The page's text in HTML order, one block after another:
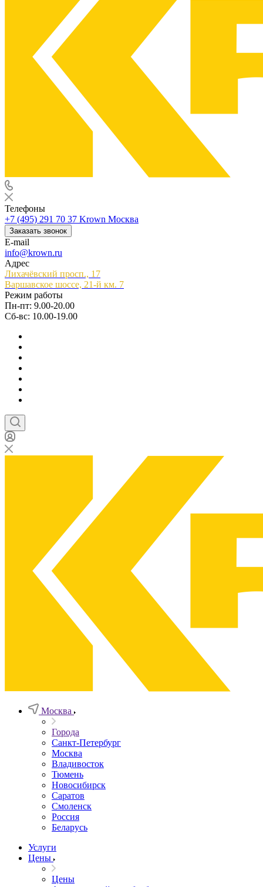
Телефоны
+7 (495) 291 70 37 Krown Москва
Заказать звонок
E-mail
info@krown.ru
Адрес
Лихачёвский просп., 17
Варшавское шоссе, 21-й км. 7
Режим работы
Пн-пт: 9.00-20.00
Сб-вс: 10.00-19.00
Москва
Города
Санкт-Петербург
Москва
Владивосток
Тюмень
Новосибирск
Саратов
Смоленск
Россия
Беларусь
Услуги
Цены
Цены